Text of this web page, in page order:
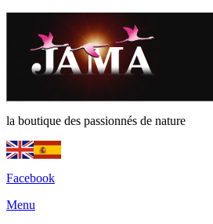
la boutique des passionnés de nature
Facebook
Menu